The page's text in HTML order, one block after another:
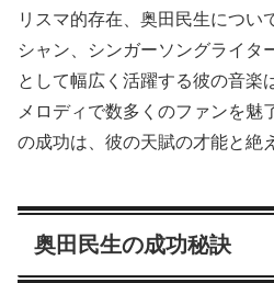
リスマ的存在、奥田民生につい
シャン、シンガーソングライタ
として幅広く活躍する彼の音楽
メロディで数多くのファンを魅
の成功は、彼の天賦の才能と絶
奥田民生の成功秘訣